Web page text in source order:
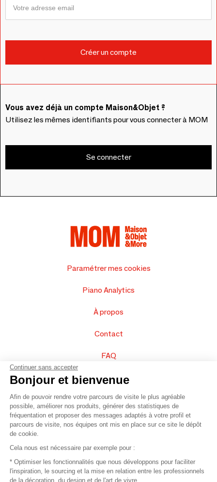
Vous avez déjà un compte Maison&Objet ?
Utilisez les mêmes identifiants pour vous connecter à MOM
Se connecter
Paramétrer mes cookies
Piano Analytics
À propos
Contact
FAQ
Vendez vos produits
Plan du site
© 2016 –Organisation SAFI
Recrutement
Continuer sans accepter
Bonjour et bienvenue
Afin de pouvoir rendre votre parcours de visite le plus agréable
possible, améliorer nos produits, générer des statistiques de
fréquentation et proposer des messages adaptés à votre profil et
parcours de visite, nos équipes ont mis en place sur ce site le dépôt
de cookie.
Cela nous est nécessaire par exemple pour :
* Optimiser les fonctionnalités que nous développons pour faciliter
l'inspiration, le sourcing et la mise en relation entre les professionnels
de la décoration, du design et de l'art de vivre